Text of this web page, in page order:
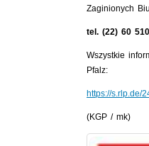
Zaginionych
tel. (22) 60
Wszystkie
Pfalz:
https://s.rlp.de/
(KGP / mk)